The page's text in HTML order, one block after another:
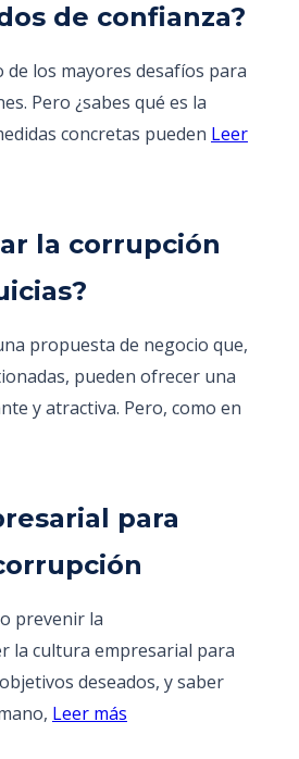
de confianza?
los mayores desafíos para
Pero ¿sabes qué es la
concretas pueden Leer
la corrupción
propuesta de negocio que,
pueden ofrecer una
y atractiva. Pero, como en
para
prevenir la
la cultura empresarial para
deseados, y saber
Leer más